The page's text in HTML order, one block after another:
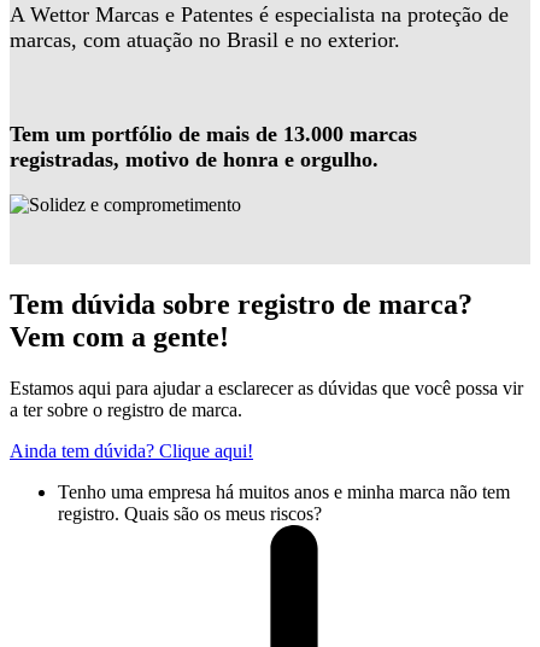
A Wettor Marcas e Patentes é especialista na proteção de
marcas, com atuação no Brasil e no exterior.
Tem um portfólio de mais de 13.000 marcas
registradas, motivo de honra e orgulho.
Tem dúvida sobre registro de marca?
Vem com a gente!
Estamos aqui para ajudar a esclarecer as dúvidas que você possa vir
a ter sobre o registro de marca.
Ainda tem dúvida? Clique aqui!
Tenho uma empresa há muitos anos e minha marca não tem
registro. Quais são os meus riscos?